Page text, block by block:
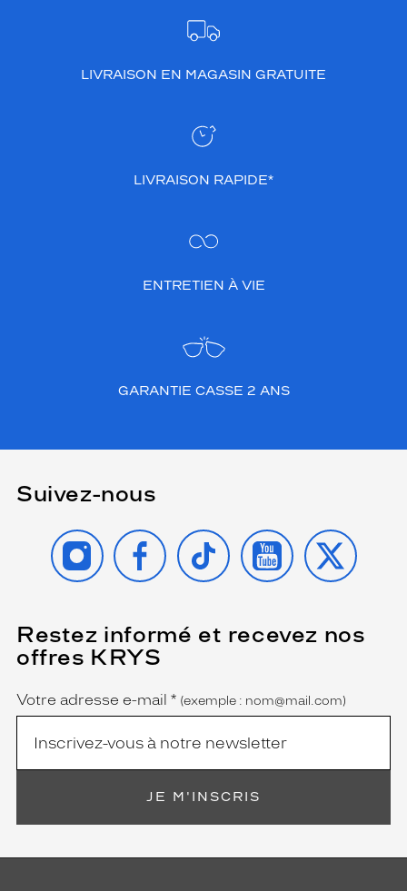
LIVRAISON EN MAGASIN GRATUITE
LIVRAISON RAPIDE*
ENTRETIEN À VIE
GARANTIE CASSE 2 ANS
Suivez-nous
INSTAGRAMFACEBOOK
TIKTOK YOUTUBE
X
Restez informé et recevez nos
offres KRYS
Name
Votre adresse e-mail *
(Ce
champ
est
obligatoire)
(exemple : nom@mail.com)
JE M'INSCRIS